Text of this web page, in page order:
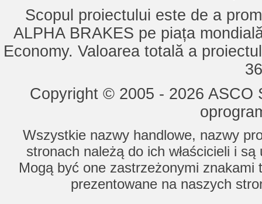
Scopul proiectului este de a
ALPHA BRAKES pe piața
Economy. Valoarea totală a
Copyright © 2005 - 2026
Wszystkie nazwy handlowe, nazwy
stronach należą do ich właścicieli i
Mogą być one zastrzeżonymi znakami
prezentowane na naszych